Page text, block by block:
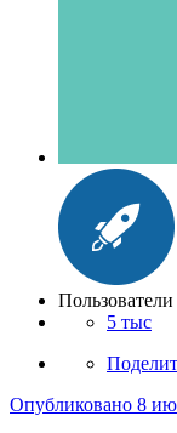
Пользователи
5 тыс
Опубликовано 8